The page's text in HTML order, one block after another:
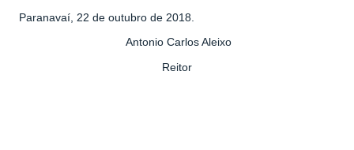
Paranavaí, 22 de outubro de 2018.
Antonio Carlos Aleixo
Reitor